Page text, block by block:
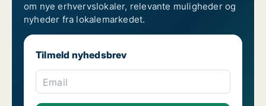
om nye erhvervslokaler, relevante muligheder og
nyheder fra lokalemarkedet.
Tilmeld nyhedsbrev
Email